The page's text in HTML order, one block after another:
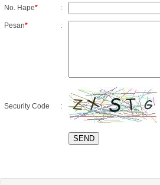
No. Hape* :
Pesan* :
Security Code :